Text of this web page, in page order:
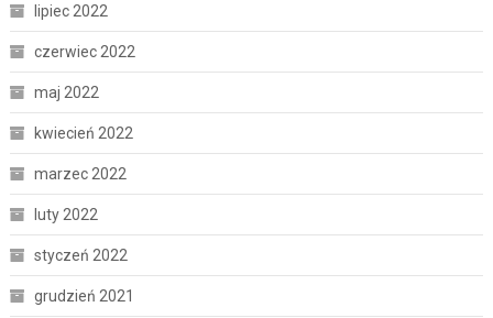
lipiec 2022
czerwiec 2022
maj 2022
kwiecień 2022
marzec 2022
luty 2022
styczeń 2022
grudzień 2021